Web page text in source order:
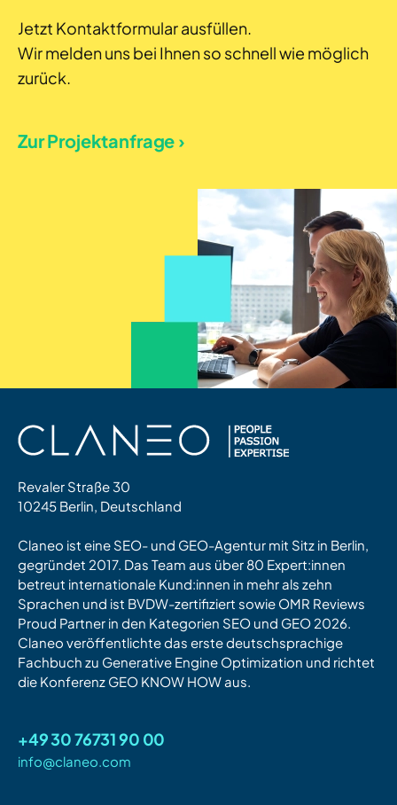
Jetzt Kontaktformular ausfüllen.
Wir melden uns bei Ihnen so schnell wie möglich
zurück.
Zur Projektanfrage ›
Revaler Straße 30
10245 Berlin, Deutschland
Claneo ist eine SEO- und GEO-Agentur mit Sitz in Berlin,
gegründet 2017. Das Team aus über 80 Expert:innen
betreut internationale Kund:innen in mehr als zehn
Sprachen und ist BVDW-zertifiziert sowie OMR Reviews
Proud Partner in den Kategorien SEO und GEO 2026.
Claneo veröffentlichte das erste deutschsprachige
Fachbuch zu Generative Engine Optimization und richtet
die Konferenz GEO KNOW HOW aus.
+49 30 76731 90 00
info@claneo.com